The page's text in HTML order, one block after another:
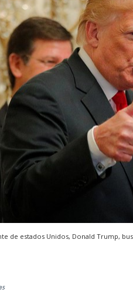
de estados Unidos, Donald Trump,